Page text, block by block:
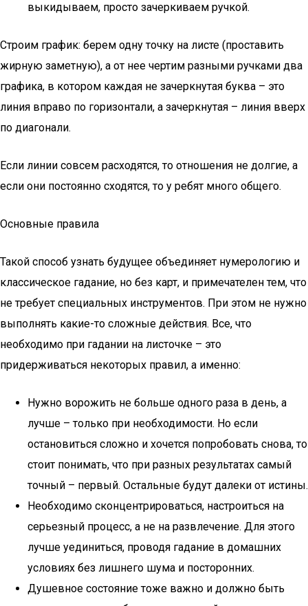
выкидываем, просто зачеркиваем ручкой.
Строим график: берем одну точку на листе (проставить
жирную заметную), а от нее чертим разными ручками два
графика, в котором каждая не зачеркнутая буква – это
линия вправо по горизонтали, а зачеркнутая – линия вверх
по диагонали.
Если линии совсем расходятся, то отношения не долгие, а
если они постоянно сходятся, то у ребят много общего.
Основные правила
Такой способ узнать будущее объединяет нумерологию и
классическое гадание, но без карт, и примечателен тем, что
не требует специальных инструментов. При этом не нужно
выполнять какие-то сложные действия. Все, что
необходимо при гадании на листочке – это
придерживаться некоторых правил, а именно:
Нужно ворожить не больше одного раза в день, а
лучше – только при необходимости. Но если
остановиться сложно и хочется попробовать снова, то
стоит понимать, что при разных результатах самый
точный – первый. Остальные будут далеки от истины.
Необходимо сконцентрироваться, настроиться на
серьезный процесс, а не на развлечение. Для этого
лучше уединиться, проводя гадание в домашних
условиях без лишнего шума и посторонних.
Душевное состояние тоже важно и должно быть